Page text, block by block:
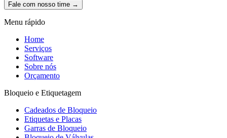
Fale com nosso time →
Menu rápido
Home
Serviços
Software
Sobre nós
Orçamento
Bloqueio e Etiquetagem
Cadeados de Bloqueio
Etiquetas e Placas
Garras de Bloqueio